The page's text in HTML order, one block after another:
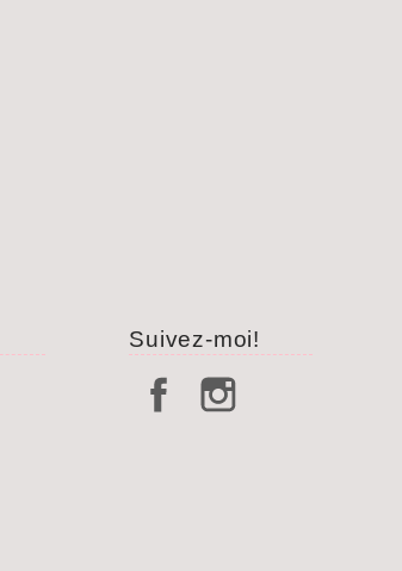
Suivez-moi!